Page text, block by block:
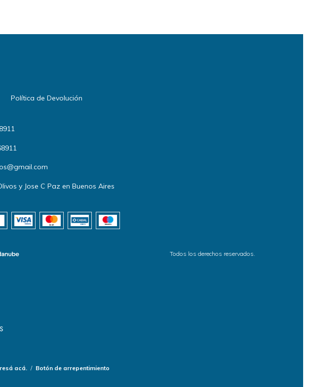
Política de Devolución
y Jose C Paz en Buenos Aires
Todos los derechos reservados.
acá. / Botón de arrepentimiento